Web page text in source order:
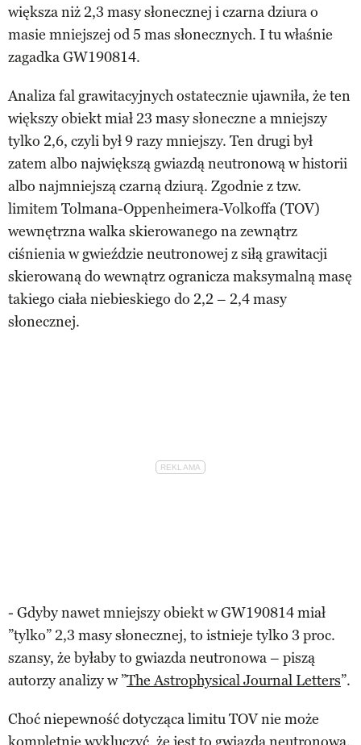
większa niż 2,3 masy słonecznej i czarna dziura o
masie mniejszej od 5 mas słonecznych. I tu właśnie
zagadka GW190814.
Analiza fal grawitacyjnych ostatecznie ujawniła, że ten
większy obiekt miał 23 masy słoneczne a mniejszy
tylko 2,6, czyli był 9 razy mniejszy. Ten drugi był
zatem albo największą gwiazdą neutronową w historii
albo najmniejszą czarną dziurą. Zgodnie z tzw.
limitem Tolmana-Oppenheimera-Volkoffa (TOV)
wewnętrzna walka skierowanego na zewnątrz
ciśnienia w gwieździe neutronowej z siłą grawitacji
skierowaną do wewnątrz ogranicza maksymalną masę
takiego ciała niebieskiego do 2,2 – 2,4 masy
słonecznej.
- Gdyby nawet mniejszy obiekt w GW190814 miał
”tylko” 2,3 masy słonecznej, to istnieje tylko 3 proc.
szansy, że byłaby to gwiazda neutronowa – piszą
autorzy analizy w ”The Astrophysical Journal Letters”.
Choć niepewność dotycząca limitu TOV nie może